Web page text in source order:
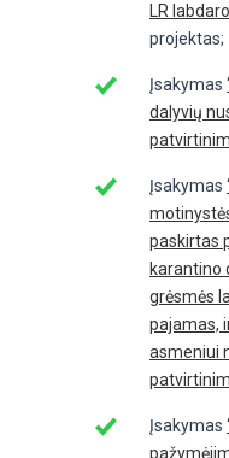
LR
projektas;
Įsakymas
dalyvių
Įsakymas
paskirtas
karantino
grėsmės
pajamas,
asmeniui
Įsakymas